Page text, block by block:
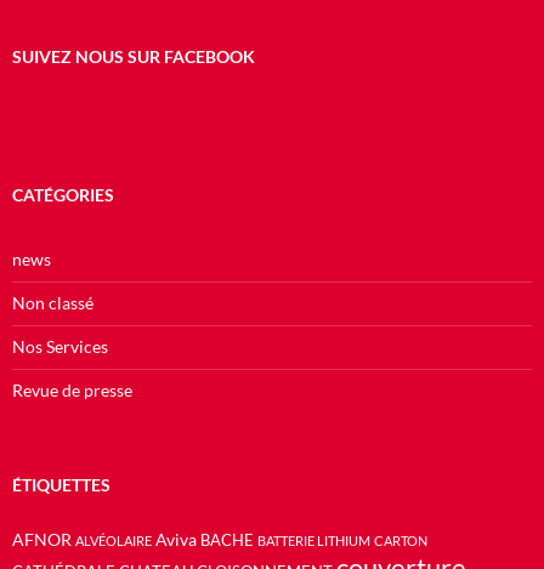
SUIVEZ NOUS SUR FACEBOOK
CATÉGORIES
news
Non classé
Nos Services
Revue de presse
ÉTIQUETTES
AFNOR ALVÉOLAIRE Aviva BACHE BATTERIE LITHIUM CARTON